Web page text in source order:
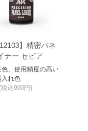
】精密パネ
ナー セピア
色、使用頻度の高い
入れ色
込990円)